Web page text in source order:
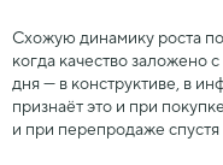
Схожую динамику роста
когда качество заложено
дня — в конструктиве, в
признаёт это и при
и при перепродаже спустя